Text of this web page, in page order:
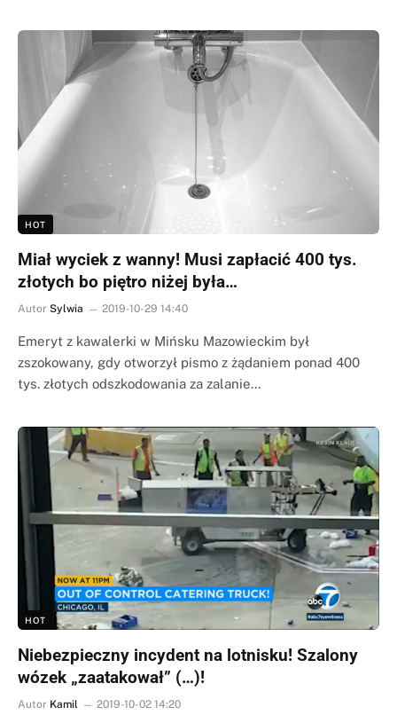
HOT
Miał wyciek z wanny! Musi zapłacić 400 tys.
złotych bo piętro niżej była…
Autor Sylwia 2019-10-29 14:40
Emeryt z kawalerki w Mińsku Mazowieckim był
zszokowany, gdy otworzył pismo z żądaniem ponad 400
tys. złotych odszkodowania za zalanie…
HOT
Niebezpieczny incydent na lotnisku! Szalony
wózek „zaatakował” (…)!
Autor Kamil 2019-10-02 14:20